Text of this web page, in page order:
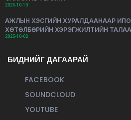
2025-10-13
АЖЛЫН ХЭСГИЙН ХУРАЛДААНААР
ХӨТӨЛБӨРИЙН ХЭРЭГЖИЛТИЙН
2025-10-02
БИДНИЙГ ДАГААРАЙ
FACEBOOK
SOUNDCLOUD
YOUTUBE